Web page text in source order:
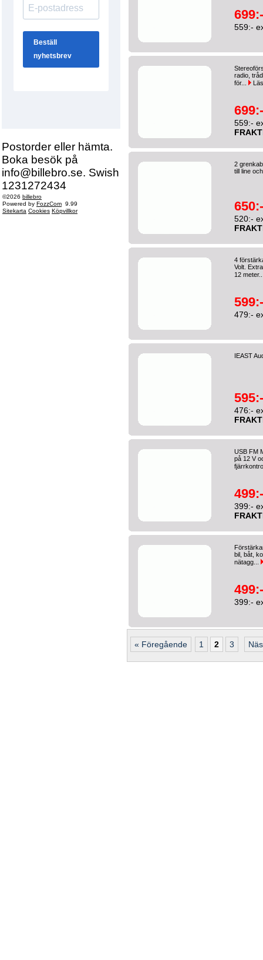
Postorder eller hämta.
Boka besök på
info@billebro.se. Swish
1231272434
©2026 billebro
Powered by FozzCom 9.99
Sitekarta Cookies Köpvillkor
699:-
559:-
radio,
för...
699:-
559:-
2
till line
650:-
520:-
4
Volt.
12
599:-
479:-
IEAST
595:-
476:-
USB FM
på 12 V
499:-
399:-
bil, båt,
nätagg...
499:-
399:-
« Föregående 1 2 3